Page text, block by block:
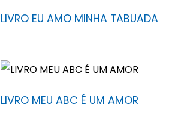
LIVRO EU AMO MINHA TABUADA
LIVRO MEU ABC É UM AMOR